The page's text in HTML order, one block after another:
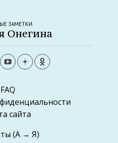
ЗАМЕТКИ
Онегина
FAQ
сайта
(А → Я)